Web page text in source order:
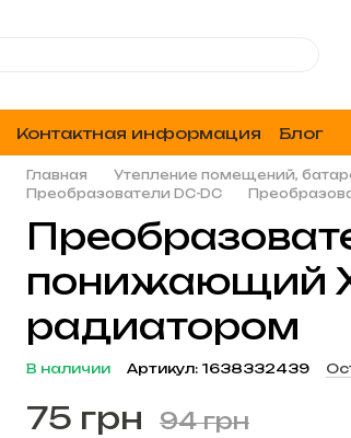
Контактная информация
Блог
Главная
Утепление помещений,
Преобразователи DC-DC
понижающий
радиатором
В наличии Артикул: 1638332439
75 грн 94 грн